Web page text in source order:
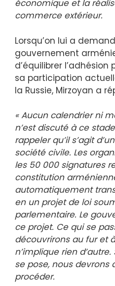
économique et la
commerce extérieur.
Lorsqu’on lui a
gouvernement
d’équilibrer l’adhésion
sa participation
la Russie, Mirzoyan a
« Aucun calendrier ni
n’est discuté à ce
rappeler qu’il s’agit
société civile. Les
les 50 000 signatures
constitution
automatiquement
en un projet de loi
parlementaire. Le
ce projet. Ce qui se
découvrirons au fur et
n’implique rien
se pose, nous
procéder.